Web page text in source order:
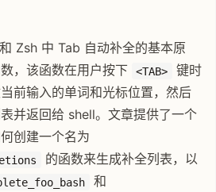
Zsh 中 Tab 自动补全的基本原
，该函数在用户按下
<TAB>
键时
前输入的单词和光标位置，然后
并返回给 shell。文章提供了一个
创建一个名为
的函数来生成补全列表，以
和